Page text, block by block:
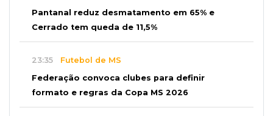
Pantanal reduz desmatamento em 65% e
Cerrado tem queda de 11,5%
23:35 Futebol de MS
Federação convoca clubes para definir
formato e regras da Copa MS 2026